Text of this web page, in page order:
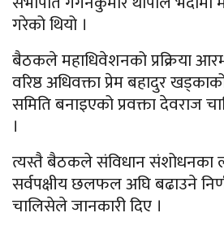
गरेको थियो ।
बैठकले महाधिवेशनको प्रक्रिया
वरिष्ठ अधिवक्ता प्रेम बहादुर
समिति बनाइएको प्रवक्ता देवराज
।
त्यस्तै बैठकले संविधान संशोधनका
सर्वपक्षीय छलफल अघि बढाउने
चालिसेले जानकारी दिए ।